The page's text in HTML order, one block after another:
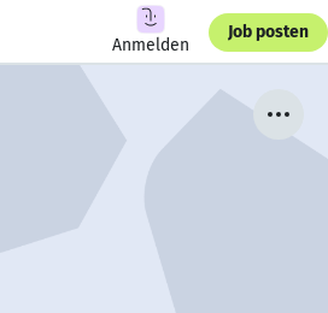
Anmelden
Job posten